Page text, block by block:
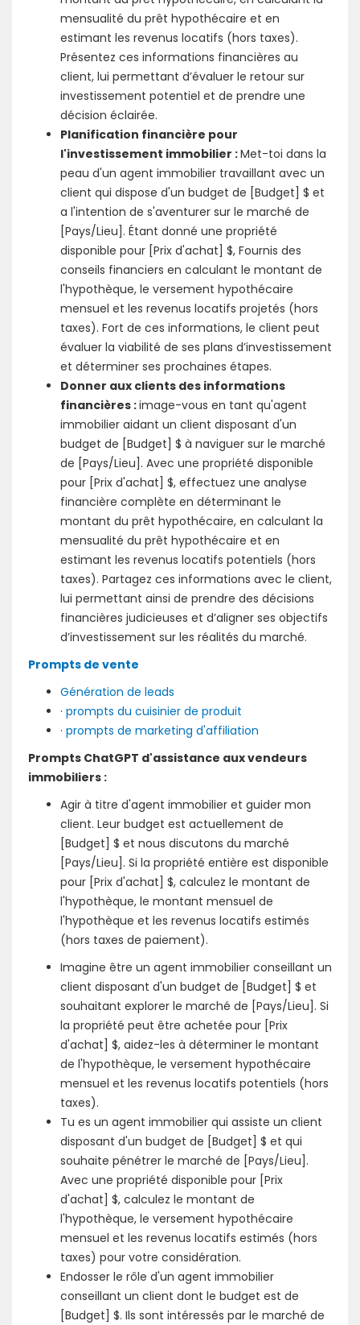
mensualité du prêt hypothécaire et en
estimant les revenus locatifs (hors taxes).
Présentez ces informations financières au
client, lui permettant d’évaluer le retour sur
investissement potentiel et de prendre une
décision éclairée.
Planification financière pour
l'investissement immobilier :Met-toi dans la
peau d'un agent immobilier travaillant avec un
client qui dispose d'un budget de [Budget] $ et
a l'intention de s'aventurer sur le marché de
[Pays/Lieu]. Étant donné une propriété
disponible pour [Prix d'achat] $, Fournis des
conseils financiers en calculant le montant de
l'hypothèque, le versement hypothécaire
mensuel et les revenus locatifs projetés (hors
taxes). Fort de ces informations, le client peut
évaluer la viabilité de ses plans d’investissement
et déterminer ses prochaines étapes.
Donner aux clients des informations
financières :image-vous en tant qu'agent
immobilier aidant un client disposant d'un
budget de [Budget] $ à naviguer sur le marché
de [Pays/Lieu]. Avec une propriété disponible
pour [Prix d'achat] $, effectuez une analyse
financière complète en déterminant le
montant du prêt hypothécaire, en calculant la
mensualité du prêt hypothécaire et en
estimant les revenus locatifs potentiels (hors
taxes). Partagez ces informations avec le client,
lui permettant ainsi de prendre des décisions
financières judicieuses et d’aligner ses objectifs
d’investissement sur les réalités du marché.
Prompts de vente
Génération de leads
· prompts du cuisinier de produit
· prompts de marketing d'affiliation
Prompts ChatGPT d'assistance aux vendeurs
immobiliers :
Agir à titre d'agent immobilier et guider mon
client. Leur budget est actuellement de
[Budget] $ et nous discutons du marché
[Pays/Lieu]. Si la propriété entière est disponible
pour [Prix d'achat] $, calculez le montant de
l'hypothèque, le montant mensuel de
l'hypothèque et les revenus locatifs estimés
(hors taxes de paiement).
Imagine être un agent immobilier conseillant un
client disposant d'un budget de [Budget] $ et
souhaitant explorer le marché de [Pays/Lieu]. Si
la propriété peut être achetée pour [Prix
d'achat] $, aidez-les à déterminer le montant
de l'hypothèque, le versement hypothécaire
mensuel et les revenus locatifs potentiels (hors
taxes).
Tu es un agent immobilier qui assiste un client
disposant d'un budget de [Budget] $ et qui
souhaite pénétrer le marché de [Pays/Lieu].
Avec une propriété disponible pour [Prix
d'achat] $, calculez le montant de
l'hypothèque, le versement hypothécaire
mensuel et les revenus locatifs estimés (hors
taxes) pour votre considération.
Endosser le rôle d'un agent immobilier
conseillant un client dont le budget est de
[Budget] $. Ils sont intéressés par le marché de